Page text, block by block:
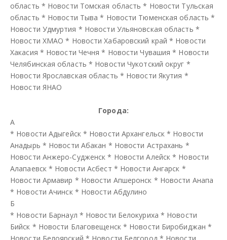
область * Новости Томская область * Новости Тульская
область * Новости Тыва * Новости Тюменская область *
Новости Удмуртия * Новости Ульяновская область *
Новости ХМАО * Новости Хабаровский край * Новости
Хакасия * Новости Чечня * Новости Чувашия * Новости
Челябинская область * Новости Чукотский округ *
Новости Ярославская область * Новости Якутия *
Новости ЯНАО
Города:
А
* Новости Адыгейск * Новости Архангельск * Новости
Анадырь * Новости Абакан * Новости Астрахань *
Новости Анжеро-Судженск * Новости Алейск * Новости
Алапаевск * Новости Асбест * Новости Ангарск *
Новости Армавир * Новости Апшеронск * Новости Анапа
* Новости Ачинск * Новости Абдулино
Б
* Новости Барнаул * Новости Белокуриха * Новости
Бийск * Новости Благовещенск * Новости Биробиджан *
Новости Белоярский * Новости Белгород * Новости